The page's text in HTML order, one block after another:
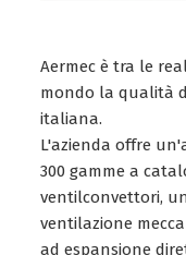
Aermec è tra le
mondo la qualità
italiana.
L'azienda offre
300 gamme a
ventilconvettori,
ventilazione
ad espansione